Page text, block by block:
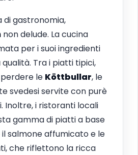
di gastronomia,
non delude. La cucina
per i suoi ingredienti
Tra i piatti tipici,
le Köttbullar, le
svedesi servite con purè
Inoltre, i ristoranti locali
gamma di piatti a base
salmone affumicato e le
che riflettono la ricca